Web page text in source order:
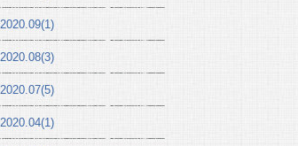
2020.09(1)
2020.08(3)
2020.07(5)
2020.04(1)